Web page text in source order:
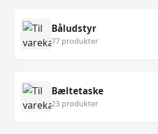
Båludstyr
77 produkter
Bæltetaske
23 produkter